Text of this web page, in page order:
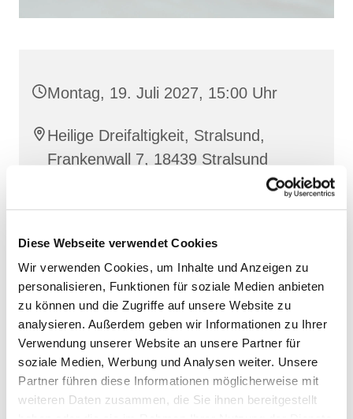
Diese Webseite verwendet Cookies
Wir verwenden Cookies, um Inhalte und Anzeigen zu
personalisieren, Funktionen für soziale Medien anbieten
zu können und die Zugriffe auf unsere Website zu
analysieren. Außerdem geben wir Informationen zu Ihrer
Verwendung unserer Website an unsere Partner für
soziale Medien, Werbung und Analysen weiter. Unsere
Partner führen diese Informationen möglicherweise mit
weiteren Daten zusammen, die Sie ihnen bereitgestellt
Montag, 19. Juli 2027, 15:00 Uhr
Heilige Dreifaltigkeit, Stralsund,
Frankenwall 7, 18439 Stralsund